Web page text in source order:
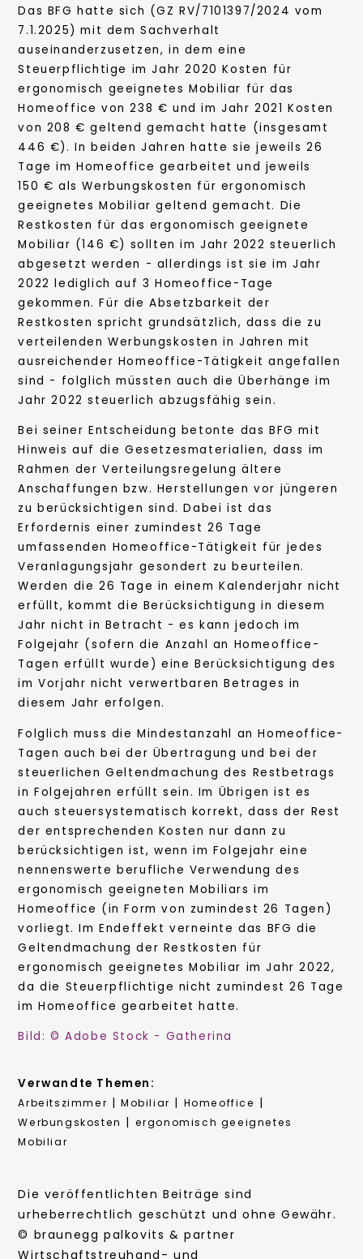
Das BFG hatte sich (GZ RV/7101397/2024 vom
7.1.2025) mit dem Sachverhalt
auseinanderzusetzen, in dem eine
Steuerpflichtige im Jahr 2020 Kosten für
ergonomisch geeignetes Mobiliar für das
Homeoffice von 238 € und im Jahr 2021 Kosten
von 208 € geltend gemacht hatte (insgesamt
446 €). In beiden Jahren hatte sie jeweils 26
Tage im Homeoffice gearbeitet und jeweils
150 € als Werbungskosten für ergonomisch
geeignetes Mobiliar geltend gemacht. Die
Restkosten für das ergonomisch geeignete
Mobiliar (146 €) sollten im Jahr 2022 steuerlich
abgesetzt werden - allerdings ist sie im Jahr
2022 lediglich auf 3 Homeoffice-Tage
gekommen. Für die Absetzbarkeit der
Restkosten spricht grundsätzlich, dass die zu
verteilenden Werbungskosten in Jahren mit
ausreichender Homeoffice-Tätigkeit angefallen
sind - folglich müssten auch die Überhänge im
Jahr 2022 steuerlich abzugsfähig sein.
Bei seiner Entscheidung betonte das BFG mit
Hinweis auf die Gesetzesmaterialien, dass im
Rahmen der Verteilungsregelung ältere
Anschaffungen bzw. Herstellungen vor jüngeren
zu berücksichtigen sind. Dabei ist das
Erfordernis einer zumindest 26 Tage
umfassenden Homeoffice-Tätigkeit für jedes
Veranlagungsjahr gesondert zu beurteilen.
Werden die 26 Tage in einem Kalenderjahr nicht
erfüllt, kommt die Berücksichtigung in diesem
Jahr nicht in Betracht - es kann jedoch im
Folgejahr (sofern die Anzahl an Homeoffice-
Tagen erfüllt wurde) eine Berücksichtigung des
im Vorjahr nicht verwertbaren Betrages in
diesem Jahr erfolgen.
Folglich muss die Mindestanzahl an Homeoffice-
Tagen auch bei der Übertragung und bei der
steuerlichen Geltendmachung des Restbetrags
in Folgejahren erfüllt sein. Im Übrigen ist es
auch steuersystematisch korrekt, dass der Rest
der entsprechenden Kosten nur dann zu
berücksichtigen ist, wenn im Folgejahr eine
nennenswerte berufliche Verwendung des
ergonomisch geeigneten Mobiliars im
Homeoffice (in Form von zumindest 26 Tagen)
vorliegt. Im Endeffekt verneinte das BFG die
Geltendmachung der Restkosten für
ergonomisch geeignetes Mobiliar im Jahr 2022,
da die Steuerpflichtige nicht zumindest 26 Tage
im Homeoffice gearbeitet hatte.
Bild: © Adobe Stock - Gatherina
Verwandte Themen:
Arbeitszimmer |Mobiliar | Homeoffice |
Werbungskosten | ergonomisch geeignetes
Mobiliar
Die veröffentlichten Beiträge sind
urheberrechtlich geschützt und ohne Gewähr.
© braunegg palkovits & partner
Wirtschaftstreuhand- und